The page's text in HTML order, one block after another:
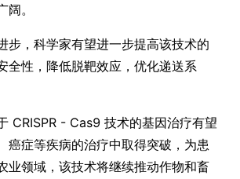
。
步，科学家有望进一步提高该技术的
全性，降低脱靶效应，优化递送系
CRISPR - Cas9 技术的基因治疗有望
癌症等疾病的治疗中取得突破，为患
业领域，该技术将继续推动作物和畜